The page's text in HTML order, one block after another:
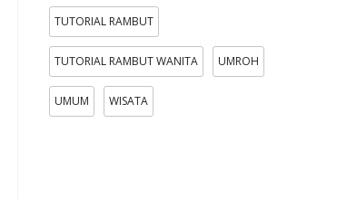
TUTORIAL RAMBUT
TUTORIAL RAMBUT WANITA UMROH
UMUM WISATA